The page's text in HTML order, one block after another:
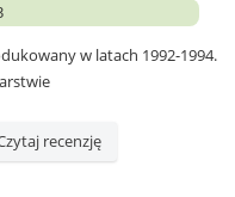
w latach 1992-1994.
recenzję